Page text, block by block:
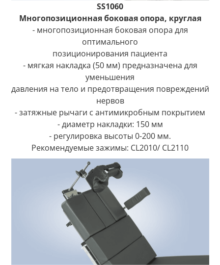
SS1060
Многопозиционная боковая опора, круглая
- многопозиционная боковая опора для
оптимального
позиционирования пациента
- мягкая накладка (50 мм) предназначена для
уменьшения
давления на тело и предотвращения повреждений
нервов
- затяжные рычаги с антимикробным покрытием
- диаметр накладки: 150 мм
- регулировка высоты 0-200 мм.
Рекомендуемые зажимы: CL2010/ CL2110